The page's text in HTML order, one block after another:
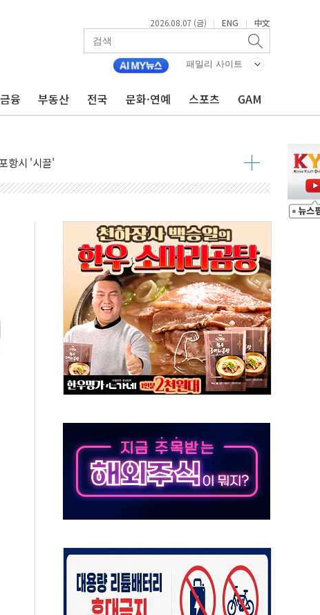
2026.08.07 (금) | ENG | 中文
패밀리 사이트
융 부동산 전국 문화·연예 스포츠 GAM
금리 인상 기대 후퇴
7359명 끝까지 찾겠다"
…수도권 집중 완화 전환점"
재… "전폭적 공급 확대·속도전 총력"
해도 놀랍지 않아"
태양광 착공…여의도 1.6배 규모
...금융주 낙폭 커
정책 아냐" 해명
8~9일 최대 100mm 호우
결… 수니파 국가들의 새 안보 협력 구도
비온 59㎡ 18억원대
부-서울시 '정책 엇박자'
애최초만 경쟁 치열
래·ETF 매수에도 고유가·금리·입법 지연 '삼중 부담'